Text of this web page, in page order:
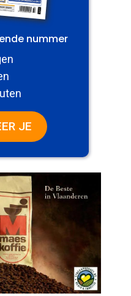
nummer
JE